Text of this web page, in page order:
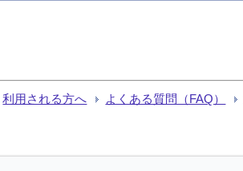
利用される方へ よくある質問（FAQ）